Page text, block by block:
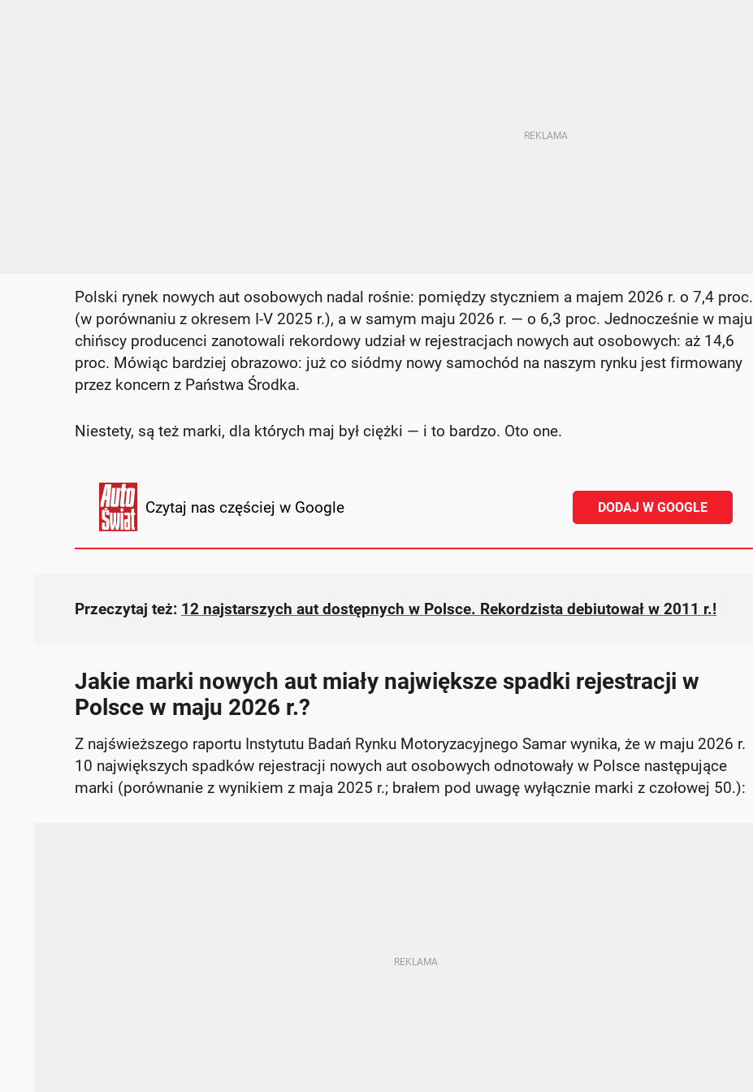
Polski rynek nowych aut osobowych nadal rośnie: pomiędzy styczniem a majem 2026 r. o 7,4 proc.
(w porównaniu z okresem I-V 2025 r.), a w samym maju 2026 r. — o 6,3 proc. Jednocześnie w maju
chińscy producenci zanotowali rekordowy udział w rejestracjach nowych aut osobowych: aż 14,6
proc. Mówiąc bardziej obrazowo: już co siódmy nowy samochód na naszym rynku jest firmowany
przez koncern z Państwa Środka.
Niestety, są też marki, dla których maj był ciężki — i to bardzo. Oto one.
Czytaj nas częściej w Google DODAJ W GOOGLE
Przeczytaj też: 12 najstarszych aut dostępnych w Polsce. Rekordzista debiutował w 2011 r.!
Jakie marki nowych aut miały największe spadki rejestracji w
Polsce w maju 2026 r.?
Z najświeższego raportu Instytutu Badań Rynku Motoryzacyjnego Samar wynika, że w maju 2026 r.
10 największych spadków rejestracji nowych aut osobowych odnotowały w Polsce następujące
marki (porównanie z wynikiem z maja 2025 r.; brałem pod uwagę wyłącznie marki z czołowej 50.):